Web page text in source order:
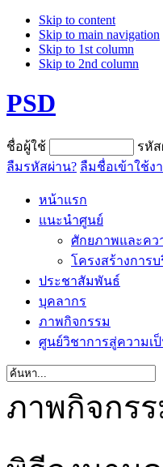
Skip to content
Skip to main navigation
Skip to 1st column
Skip to 2nd column
PSD
ชื่อผู้ใช้
รหั
ลืมรหัสผ่าน? ลืมชื่อเข้าใช้ง
หน้าแรก
แนะนำศูนย์
ศักยภาพและคว
โครงสร้างการ
ประชาสัมพันธ์
บุคลากร
ภาพกิจกรรม
ศูนย์วิชาการสู่ความเป็
ภาพกิจกร